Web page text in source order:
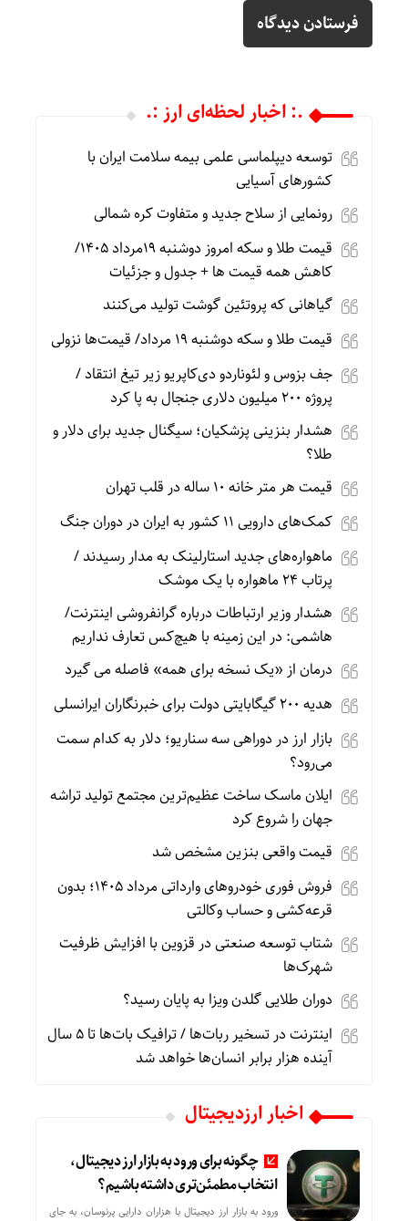
.: اخبار لحظه‌ای ارز :.
توسعه دیپلماسی علمی بیمه سلامت ایران با
کشورهای آسیایی
رونمایی از سلاح جدید و متفاوت کره شمالی
قیمت طلا و سکه امروز دوشنبه 19مرداد 1405/
کاهش همه قیمت ها + جدول و جزئیات
گیاهانی که پروتئین گوشت تولید می‌کنند
قیمت طلا و سکه دوشنبه 19 مرداد/ قیمت‌ها نزولی
جف بزوس و لئوناردو دی‌کاپریو زیر تیغ انتقاد /
پروژه ۲۰۰ میلیون دلاری جنجال به پا کرد
هشدار بنزینی پزشکیان؛ سیگنال جدید برای دلار و
طلا؟
قیمت هر متر خانه ۱۰ ساله در قلب تهران
کمک‌های دارویی ۱۱ کشور به ایران در دوران جنگ
ماهواره‌های جدید استارلینک به مدار رسیدند /
پرتاب ۲۴ ماهواره با یک موشک
هشدار وزیر ارتباطات درباره گرانفروشی اینترنت/
هاشمی: در این زمینه با هیچ‌کس تعارف نداریم
درمان از «یک نسخه برای همه» فاصله می گیرد
هدیه ۲۰۰ گیگابایتی دولت برای خبرنگاران ایرانسلی
بازار ارز در دوراهی سه سناریو؛ دلار به کدام سمت
می‌رود؟
ایلان ماسک ساخت عظیم‌ترین مجتمع تولید تراشه
جهان را شروع کرد
قیمت واقعی بنزین مشخص شد
فروش فوری خودروهای وارداتی مرداد ۱۴۰۵؛ بدون
قرعه‌کشی و حساب وکالتی
شتاب توسعه صنعتی در قزوین با افزایش ظرفیت
شهرک‌ها
دوران طلایی گلدن ویزا به پایان رسید؟
اینترنت در تسخیر ربات‌ها / ترافیک بات‌ها تا ۵ سال
آینده هزار برابر انسان‌ها خواهد شد
اخبار ارزدیجیتال
چگونه برای ورود به بازار ارز دیجیتال،
انتخاب مطمئن‌تری داشته باشیم؟
ورود به بازار ارز دیجیتال با هزاران دارایی پرنوسان، به جای